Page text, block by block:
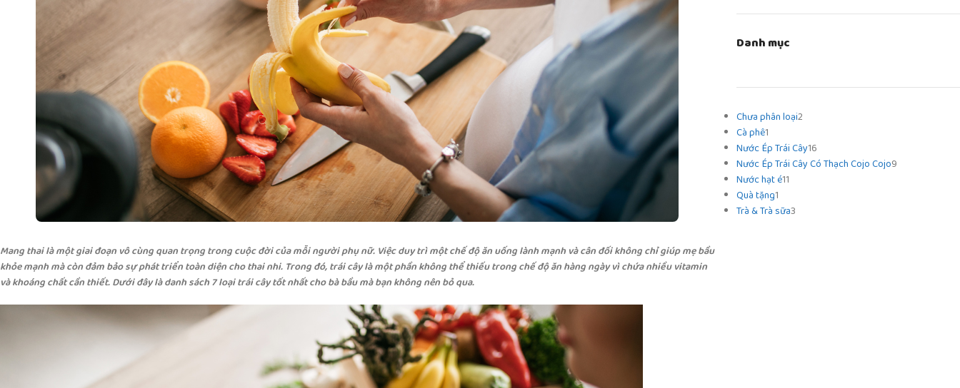
Mang thai là một giai đoạn vô cùng quan trọng trong cuộc đời của mỗi người phụ nữ. Việc duy trì một chế độ ăn uống lành mạnh và cân đối không chỉ giúp mẹ bầu
khỏe mạnh mà còn đảm bảo sự phát triển toàn diện cho thai nhi. Trong đó, trái cây là một phần không thể thiếu trong chế độ ăn hàng ngày vì chứa nhiều vitamin
và khoáng chất cần thiết. Dưới đây là danh sách 7 loại trái cây tốt nhất cho bà bầu mà bạn không nên bỏ qua.
Danh mục
Chưa phân loại2
Cà phê1
Nước Ép Trái Cây16
Nước Ép Trái Cây Có Thạch Cojo Cojo9
Nước hạt é11
Quà tặng1
Trà & Trà sữa3